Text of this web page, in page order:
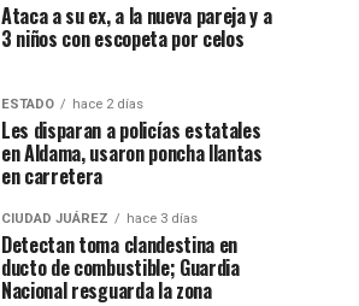
Ataca a su ex, a la nueva pareja y a
3 niños con escopeta por celos
ESTADO hace 2 días
Les disparan a policías estatales
en Aldama, usaron poncha llantas
en carretera
CIUDAD JUÁREZ hace 3 días
Detectan toma clandestina en
ducto de combustible; Guardia
Nacional resguarda la zona